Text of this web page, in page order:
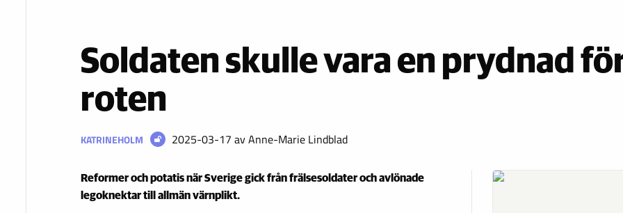
Soldaten skulle vara en prydnad
roten
KATRINEHOLM 2025-03-17 av Anne-Marie Lindblad
Reformer och potatis när Sverige gick från frälsesoldater och avlönade
legoknektar till allmän värnplikt.